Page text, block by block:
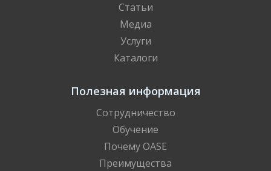
Статьи
Медиа
Услуги
Каталоги
Полезная информация
Сотрудничество
Обучение
Почему OASE
Преимущества